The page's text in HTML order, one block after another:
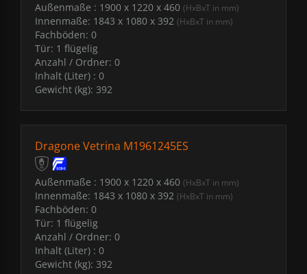
Außenmaße : 1900 x 1220 x 460 (HxBxT in mm)
Innenmaße: 1843 x 1080 x 392 (HxBxT in mm)
Fachböden: 0
Tür: 1 flügelig
Anzahl / Ordner: 0
Inhalt (Liter) : 0
Gewicht (kg): 392
Dragone Vetrina M1961245ES
Außenmaße : 1900 x 1220 x 460 (HxBxT in mm)
Innenmaße: 1843 x 1080 x 392 (HxBxT in mm)
Fachböden: 0
Tür: 1 flügelig
Anzahl / Ordner: 0
Inhalt (Liter) : 0
Gewicht (kg): 392